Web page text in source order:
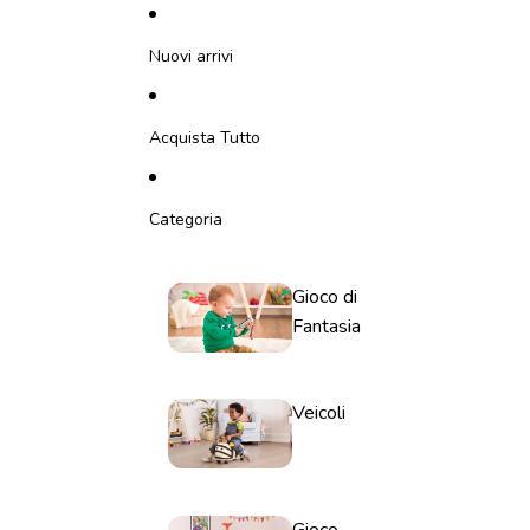
Nuovi arrivi
Acquista Tutto
Categoria
Gioco di
Fantasia
Veicoli